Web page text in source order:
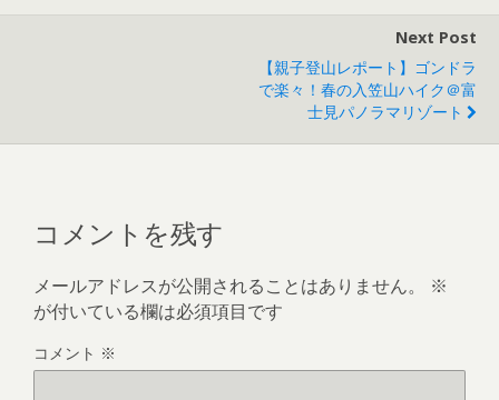
Next Post
【親子登山レポート】ゴンドラ
で楽々！春の入笠山ハイク＠富
士見パノラマリゾート
コメントを残す
メールアドレスが公開されることはありません。
※
が付いている欄は必須項目です
コメント ※